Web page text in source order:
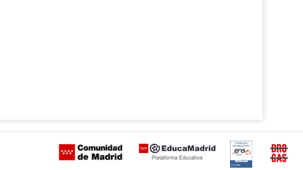
Certificación Buzón